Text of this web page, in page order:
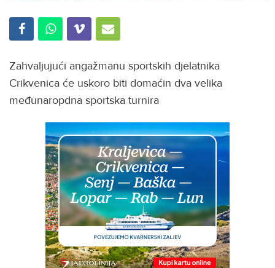
Zahvaljujući angažmanu sportskih djelatnika
Crikvenica će uskoro biti domaćin dva velika
međunaropdna sportska turnira